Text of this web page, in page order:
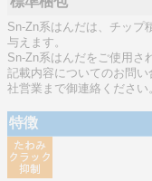
Sn-Zn系はんだは、チップ
与えます。
Sn-Zn系はんだをご使用さ
記載内容についてのお問
社営業まで御連絡ください
特徴